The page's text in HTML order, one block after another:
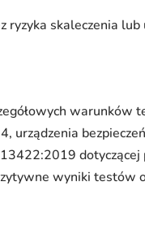
ryzyka skaleczenia
warunków
urządzenia
dotyczącej
wyniki testów